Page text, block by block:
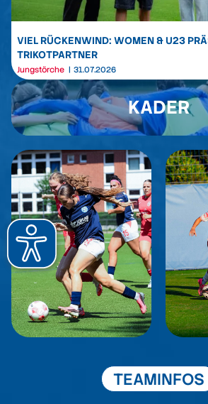
VIEL RÜCKENWIND: WOMEN & U23
TRIKOTPARTNER
Jungstörche 31.07.2026
KADER
TEAMINFOS